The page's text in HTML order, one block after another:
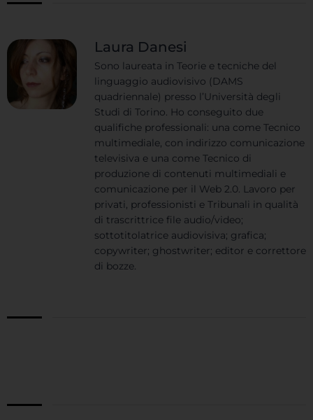
Laura Danesi
Sono laureata in Teorie e tecniche del
linguaggio audiovisivo (DAMS
quadriennale) presso l’Università degli
Studi di Torino. Ho conseguito due
qualifiche professionali: una come Tecnico
multimediale, con indirizzo comunicazione
televisiva e una come Tecnico di
produzione di contenuti multimediali e
comunicazione per il Web 2.0. Lavoro per
privati, professionisti e Tribunali in qualità
di trascrittrice file audio/video;
sottotitolatrice audiovisiva; grafica;
copywriter; ghostwriter; editor e correttore
di bozze.